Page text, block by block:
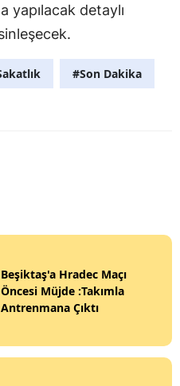
yapılacak detaylı
#Son Dakika
Beşiktaş'a Hradec Maçı
Öncesi Müjde :Takımla
Antrenmana Çıktı